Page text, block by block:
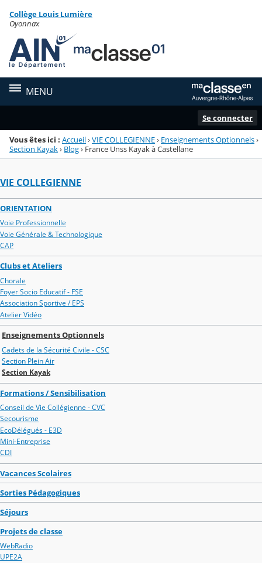
Menu de la rubrique
Contenu
Collège Louis Lumière
Oyonnax
MENU
Se connecter
Vous êtes ici : Accueil›VIE COLLEGIENNE› Enseignements Optionnels›
Section Kayak› Blog› France Unss Kayak à Castellane
VIE COLLEGIENNE
ORIENTATION
Voie Professionnelle
Voie Générale & Technologique
CAP
Clubs et Ateliers
Chorale
Foyer Socio Educatif - FSE
Association Sportive / EPS
Atelier Vidéo
Enseignements Optionnels
Cadets de la Sécurité Civile - CSC
Section Plein Air
Section Kayak
Formations / Sensibilisation
Conseil de Vie Collégienne - CVC
Secourisme
EcoDélégués - E3D
Mini-Entreprise
CDI
Vacances Scolaires
Sorties Pédagogiques
Séjours
Projets de classe
WebRadio
UPE2A